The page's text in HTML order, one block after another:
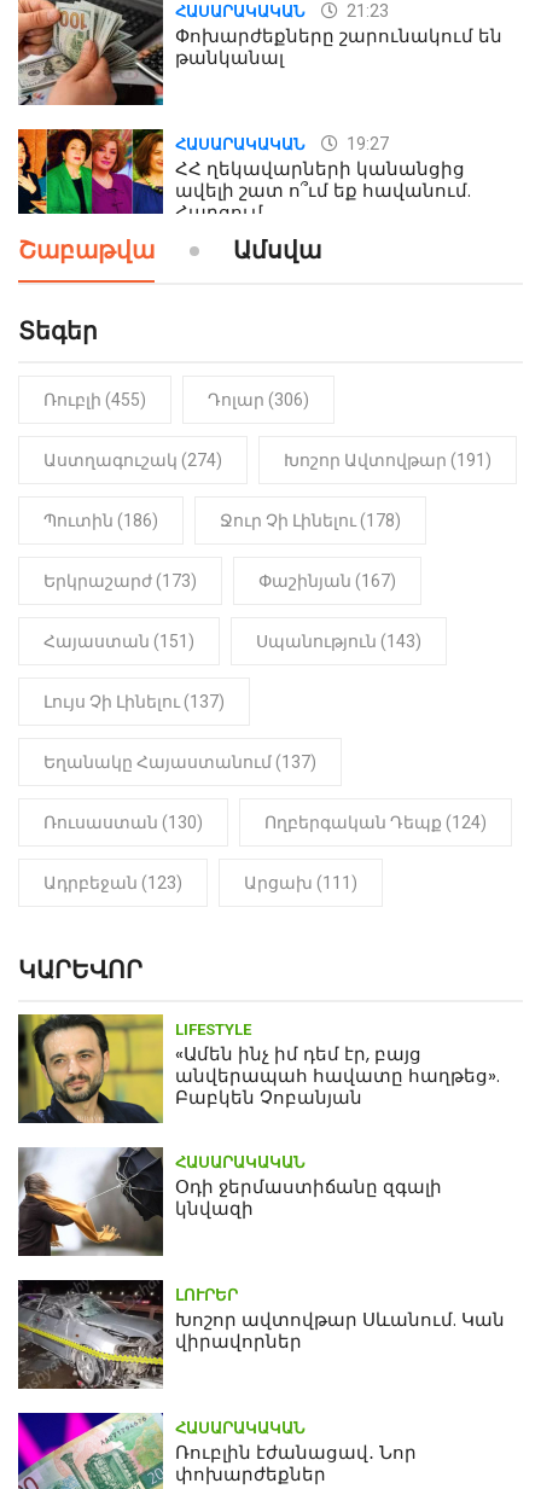
ՀԱՍԱՐԱԿԱԿԱՆ 21:23
Փոխարժեքները շարունակում են
թանկանալ
ՀԱՍԱՐԱԿԱԿԱՆ 19:27
ՀՀ ղեկավարների կանանցից
ավելի շատ ո՞ւմ եք հավանում.
Հարցում
ԼՈՒՐԵՐ 19:15
կսահմանվի․ Հայտնի է՝ ովքեր են
օգտվելու դրանից
Ինչու է Վիվիեն Բաստաջյանը
նկարահանումների ընթացքում
(Տեսանյութ)
Շաբաթվա Ամսվա
Տեգեր
Ռուբլի (455) Դոլար (306)
Աստղագուշակ (274) Խոշոր Ավտովթար (191)
Պուտին (186) Ջուր Չի Լինելու (178)
Երկրաշարժ (173) Փաշինյան (167)
Հայաստան (151) Սպանություն (143)
Լույս Չի Լինելու (137)
Եղանակը Հայաստանում (137)
Ռուսաստան (130) Ողբերգական Դեպք (124)
Ադրբեջան (123) Արցախ (111)
ԿԱՐԵՎՈՐ
LIFESTYLE
«Ամեն ինչ իմ դեմ էր, բայց
անվերապահ հավատը հաղթեց».
Բաբկեն Չոբանյան
ՀԱՍԱՐԱԿԱԿԱՆ
Օդի ջերմաստիճանը զգալի
կնվազի
ԼՈՒՐԵՐ
Խոշոր ավտովթար Սևանում. Կան
վիրավորներ
ՀԱՍԱՐԱԿԱԿԱՆ
Ռուբլին էժանացավ․ Նոր
փոխարժեքներ